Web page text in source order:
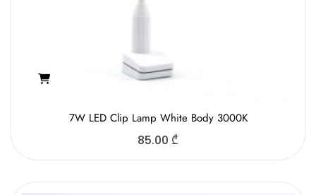
7W LED Clip Lamp White Body 3000K
85.00 ₾